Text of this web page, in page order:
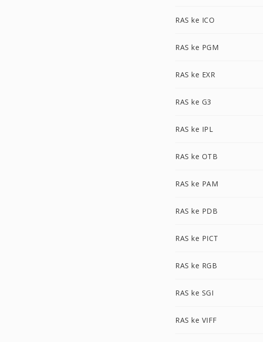
RAS ke ICO
RAS ke PGM
RAS ke EXR
RAS ke G3
RAS ke IPL
RAS ke OTB
RAS ke PAM
RAS ke PDB
RAS ke PICT
RAS ke RGB
RAS ke SGI
RAS ke VIFF